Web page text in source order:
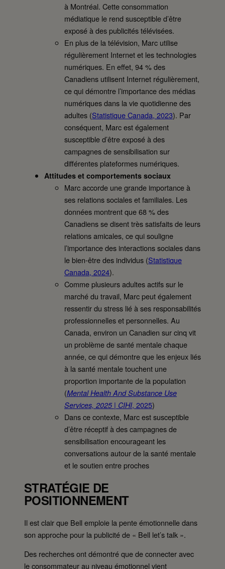
à Montréal. Cette consommation
médiatique le rend susceptible d’être
exposé à des publicités télévisées.
En plus de la télévision, Marc utilise
régulièrement Internet et les technologies
numériques. En effet, 94 % des
Canadiens utilisent Internet régulièrement,
ce qui démontre l’importance des médias
numériques dans la vie quotidienne des
adultes (Statistique Canada, 2023). Par
conséquent, Marc est également
susceptible d’être exposé à des
campagnes de sensibilisation sur
différentes plateformes numériques.
Attitudes et comportements sociaux
Marc accorde une grande importance à
ses relations sociales et familiales. Les
données montrent que 68 % des
Canadiens se disent très satisfaits de leurs
relations amicales, ce qui souligne
l’importance des interactions sociales dans
le bien-être des individus (Statistique
Canada, 2024).
Comme plusieurs adultes actifs sur le
marché du travail, Marc peut également
ressentir du stress lié à ses responsabilités
professionnelles et personnelles. Au
Canada, environ un Canadien sur cinq vit
un problème de santé mentale chaque
année, ce qui démontre que les enjeux liés
à la santé mentale touchent une
proportion importante de la population
(Mental Health And Substance Use
Services, 2025 | CIHI, 2025)
Dans ce contexte, Marc est susceptible
d’être réceptif à des campagnes de
sensibilisation encourageant les
conversations autour de la santé mentale
et le soutien entre proches
STRATÉGIE DE
POSITIONNEMENT
Il est clair que Bell emploie la pente émotionnelle dans
son approche pour la publicité de « Bell let’s talk ».
Des recherches ont démontré que de connecter avec
le consommateur au niveau émotionnel vient